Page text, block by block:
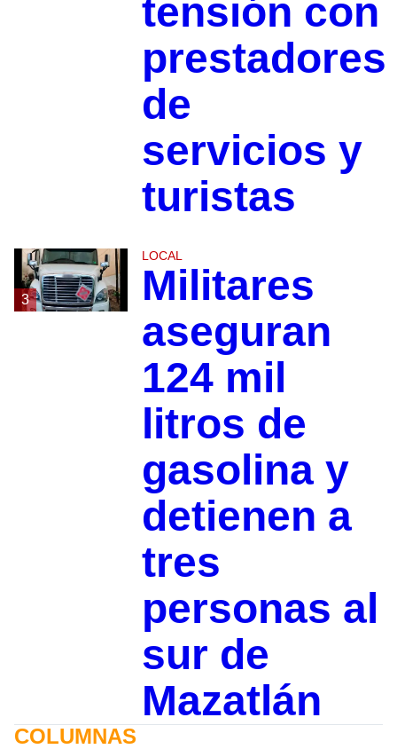
tensión con
prestadores
de
servicios y
turistas
3
LOCAL
Militares
aseguran
124 mil
litros de
gasolina y
detienen a
tres
personas al
sur de
Mazatlán
COLUMNAS